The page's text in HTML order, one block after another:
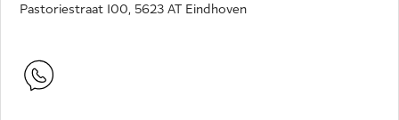
Pastoriestraat 100, 5623 AT Eindhoven